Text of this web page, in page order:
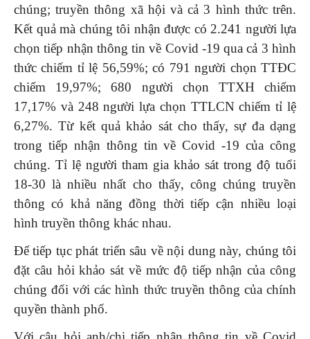
chúng; truyền thông xã hội và cả 3 hình thức trên.
Kết quả mà chúng tôi nhận được có 2.241 người lựa
chọn tiếp nhận thông tin về Covid -19 qua cả 3 hình
thức chiếm tỉ lệ 56,59%; có 791 người chọn TTĐC
chiếm 19,97%; 680 người chọn TTXH chiếm
17,17% và 248 người lựa chọn TTLCN chiếm tỉ lệ
6,27%. Từ kết quả khảo sát cho thấy, sự đa dạng
trong tiếp nhận thông tin về Covid -19 của công
chúng. Tỉ lệ người tham gia khảo sát trong độ tuổi
18-30 là nhiều nhất cho thấy, công chúng truyền
thông có khả năng đồng thời tiếp cận nhiều loại
hình truyền thông khác nhau.
Để tiếp tục phát triển sâu về nội dung này, chúng tôi
đặt câu hỏi khảo sát về mức độ tiếp nhận của công
chúng đối với các hình thức truyền thông của chính
quyền thành phố.